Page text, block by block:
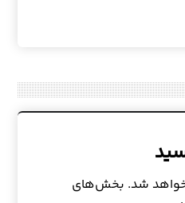
شد. بخش‌های